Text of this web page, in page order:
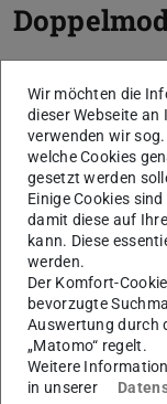
A.
und
seit 2020
B.
Recht
und kein
KI-Recht!
Wir möchten die
dieser Webseite an
verwenden wir
welche Cookies
gesetzt werden
Einige Cookies
damit diese auf
kann. Diese
werden.
Der Komfort-
bevorzugte
Auswertung durch
„Matomo“ regelt.
Weitere
in unserer